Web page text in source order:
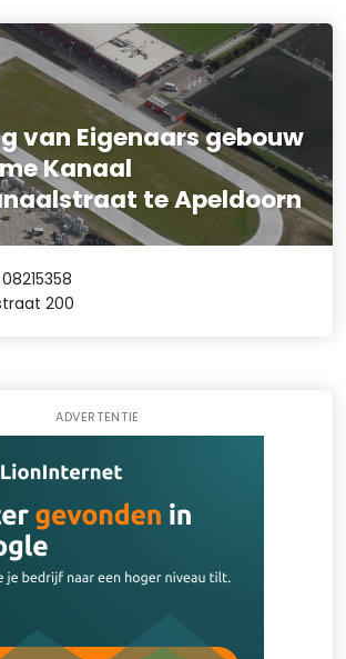
van Eigenaars gebouw
Kanaal
te Apeldoorn
08215358
200
ADVERTENTIE